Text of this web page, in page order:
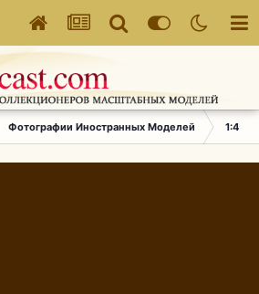
Фотографии Иностранных Моделей 1:43